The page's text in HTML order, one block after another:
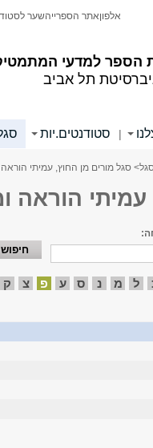
הספר למדעי
תל אביב
אלפוןאתר הספרייהשער
| סטודנטים.יות
> סגל מורים מן החוץ, עמיתי
הוראה
ל מ נ ס ע פ צ ק